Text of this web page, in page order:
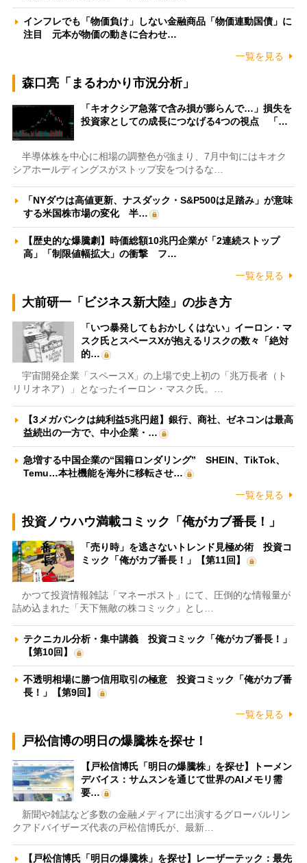
インフレでも「物価負け」しない金融商品「物価連動国債」に
注目 元本が物価の動きに合わせ…
一覧を見る
森口亮「まるわかり市況分析」
「キオクシア急落で含み損が膨らんで…」損失を
投資家としての成長につなげる4つの視点 「…
半導体株を中心に相場の調整色が強まり、7月中旬にはキオク
シアホールディングスがストップ安をつけるな…
「NYダウは高値更新、ナスダック・S&P500は足踏み」が意味
する米国株市場の変化 半…
【歴史的な爆騰劇】時価総額10兆円企業が「2連続ストップ
高」「制限値幅拡大」の衝撃 フ…
一覧を見る
大前研一「ビジネス新大陸」の歩き方
「いつ暴発してもおかしくはない」イーロン・マ
スク氏とスペースXが抱えるリスクの数々「絶対
的…
宇宙開発企業「スペースX」の上場で史上初の「兆万長者（ト
リリオネア）」となったイーロン・マスク氏。…
【3メガバンクは純利益5兆円超】銀行、商社、ゼネコンは最高
益続出の一方で、中小企業・…
急増する中国企業の“国籍ロンダリング” SHEIN、TikTok、
Temu…本社機能を海外に移転させ…
一覧を見る
投資ノウハウ満載コミック「俺がカブ番長！」
「売り時」を逃さないトレンド見極め術 投資コ
ミック「俺がカブ番長！」【第11回】
かつて投資情報雑誌「マネーポスト」にて、圧倒的な情報量が
詰め込まれた「天下無敵の株コミック」とし…
テクニカル分析・集中講義 投資コミック「俺がカブ番長！」
【第10回】
不透明相場に勝つ信用取引の極意 投資コミック「俺がカブ番
長！」【第9回】
一覧を見る
戸松信博の明日の爆騰株を探せ！
【戸松信博氏「明日の爆騰株」を探せ】トーメン
デバイス：サムスンを通じて世界のAIメモリ需
要…
新聞や雑誌など多数の金融メディアに出演するグローバルリン
クアドバイザーズ代表の戸松信博氏が、最新…
【戸松信博氏「明日の爆騰株」を探せ】レーザーテック：最先